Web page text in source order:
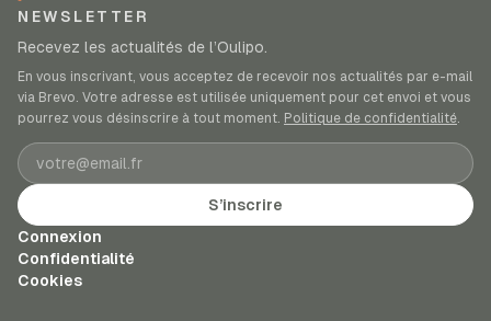
NEWSLETTER
Recevez les actualités de l’Oulipo.
En vous inscrivant, vous acceptez de recevoir nos actualités par e-mail
via Brevo. Votre adresse est utilisée uniquement pour cet envoi et vous
pourrez vous désinscrire à tout moment. Politique de confidentialité.
Adresse e-mail
S’inscrire
Connexion
Confidentialité
Cookies